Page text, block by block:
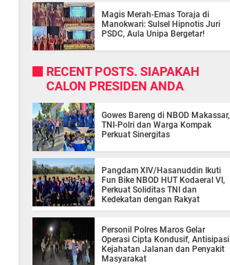
Magis Merah-Emas Toraja di
Manokwari: Sulsel Hipnotis Juri
PSDC, Aula Unipa Bergetar!
RECENT POSTS. SIAPAKAH
CALON PRESIDEN ANDA
Gowes Bareng di NBOD Makassar,
TNI-Polri dan Warga Kompak
Perkuat Sinergitas
Pangdam XIV/Hasanuddin Ikuti
Fun Bike NBOD HUT Kodaeral VI,
Perkuat Soliditas TNI dan
Kedekatan dengan Rakyat
Personil Polres Maros Gelar
Operasi Cipta Kondusif, Antisipasi
Kejahatan Jalanan dan Penyakit
Masyarakat